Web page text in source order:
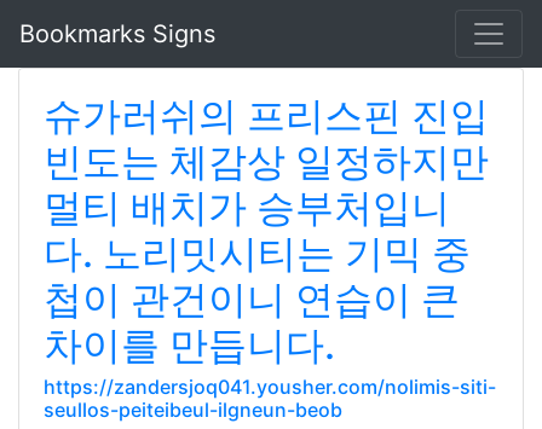
Bookmarks Signs
슈가러쉬의 프리스핀 진입
빈도는 체감상 일정하지만
멀티 배치가 승부처입니
다. 노리밋시티는 기믹 중
첩이 관건이니 연습이 큰
차이를 만듭니다.
https://zandersjoq041.yousher.com/nolimis-siti-
seullos-peiteibeul-ilgneun-beob